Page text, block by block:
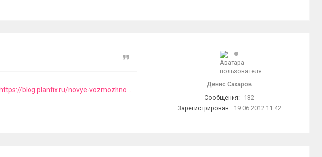
Денис Сахаров
Сообщения:
132
Зарегистрирован:
19.06.2012 11:42
Цитата
https://blog.planfix.ru/novye-vozmozhno ...